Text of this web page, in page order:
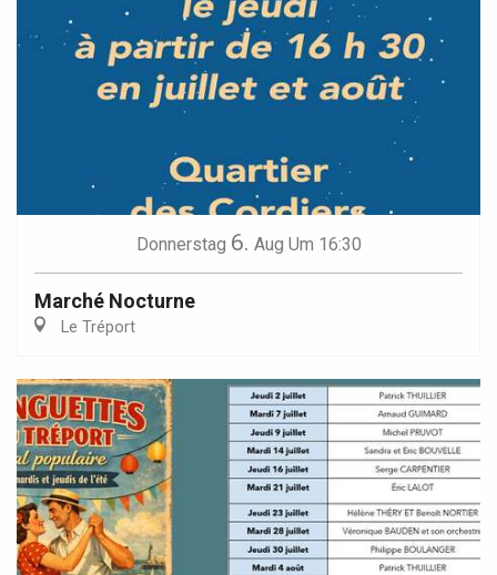
Donnerstag 6. Aug Um 16:30
Marché Nocturne
Le Tréport